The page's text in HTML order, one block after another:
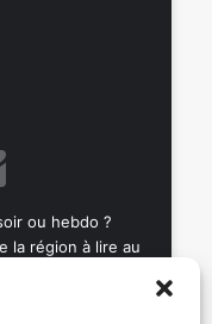
ou hebdo ?
la région à lire au